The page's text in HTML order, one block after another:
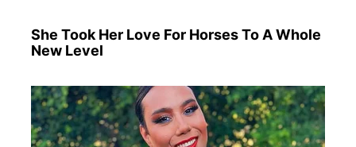
She Took Her Love For Horses To A Whole
New Level